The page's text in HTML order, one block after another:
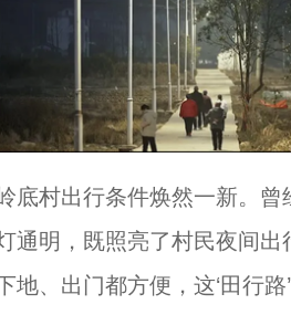
村出行条件焕然一新。曾
通明，既照亮了村民夜间
地、出门都方便，这‘田行路